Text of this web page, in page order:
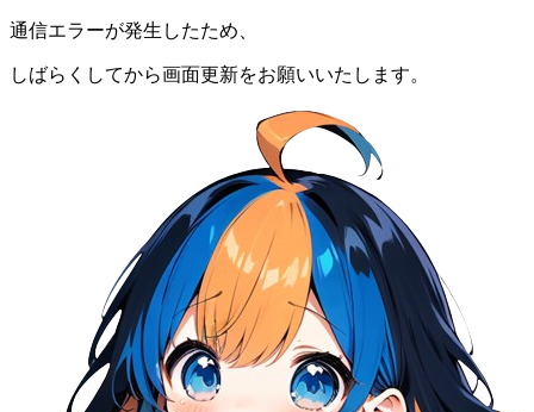
通信エラーが発生したため、
しばらくしてから画面更新をお願いいたします。